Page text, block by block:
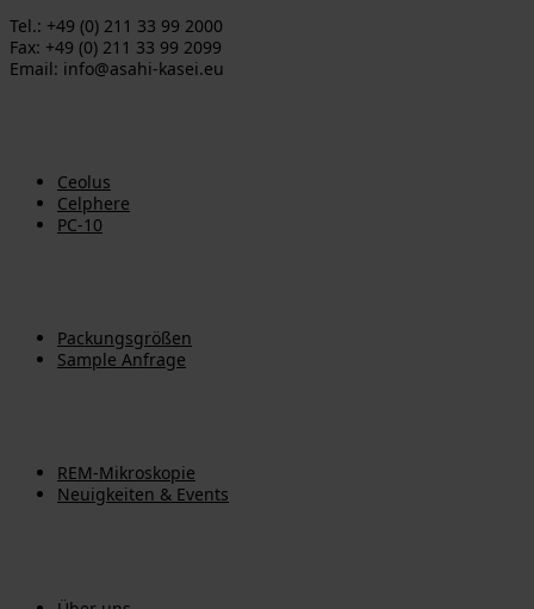
Tel.: +49 (0) 211 33 99 2000
Fax: +49 (0) 211 33 99 2099
Email: info@asahi-kasei.eu
Ceolus
Celphere
PC-10
Packungsgrößen
Sample Anfrage
REM-Mikroskopie
Neuigkeiten & Events